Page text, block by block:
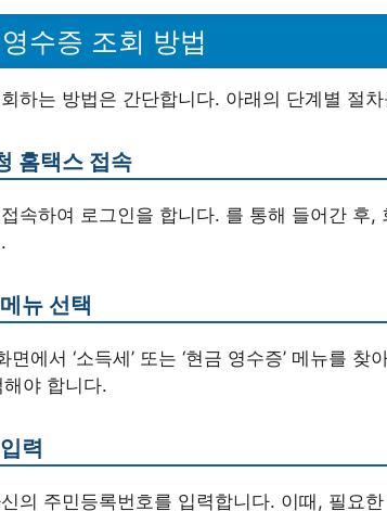
수증 조회 방법
하는 방법은 간단합니다. 아래의 단계별 절
홈택스 접속
속하여 로그인을 합니다. 를 통해 들어간 후,
뉴 선택
에서 ‘소득세’ 또는 ‘현금 영수증’ 메뉴를 찾
해야 합니다.
력
의 주민등록번호를 입력합니다. 이때, 필요한